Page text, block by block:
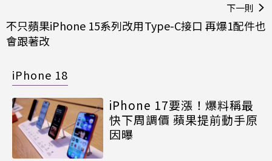
下一則
不只蘋果iPhone 15系列改用Type-C接口 再爆1配件也
會跟著改
iPhone 18
iPhone 17要漲！爆料稱最
快下周調價 蘋果提前動手原
因曝